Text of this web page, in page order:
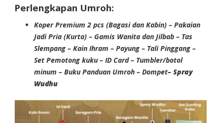
Perlengkapan Umroh:
Koper Premium 2 pcs (Bagasi dan Kabin) – Pakaian
Jadi Pria (Kurta) – Gamis Wanita dan Jilbab – Tas
Slempang – Kain Ihram – Payung – Tali Pinggang –
Set Pemotong kuku – ID Card – Tumbler/botol
minum – Buku Panduan Umroh – Dompet– Spray
Wudhu